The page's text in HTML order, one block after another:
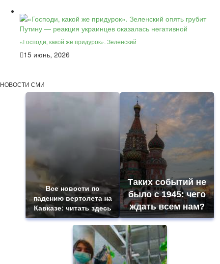
«Господи, какой же придурок». Зеленский
15 июнь, 2026
НОВОСТИ СМИ
Все новости по
падению вертолета на
Кавказе: читать здесь
Таких событий не
было с 1945: чего
ждать всем нам?